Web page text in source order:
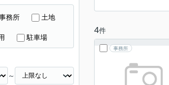
4件
事務所
務所 土地
駐車場
～